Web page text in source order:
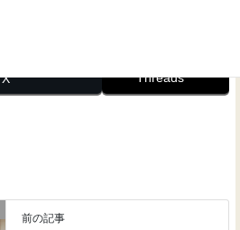
X Threads
前の記事